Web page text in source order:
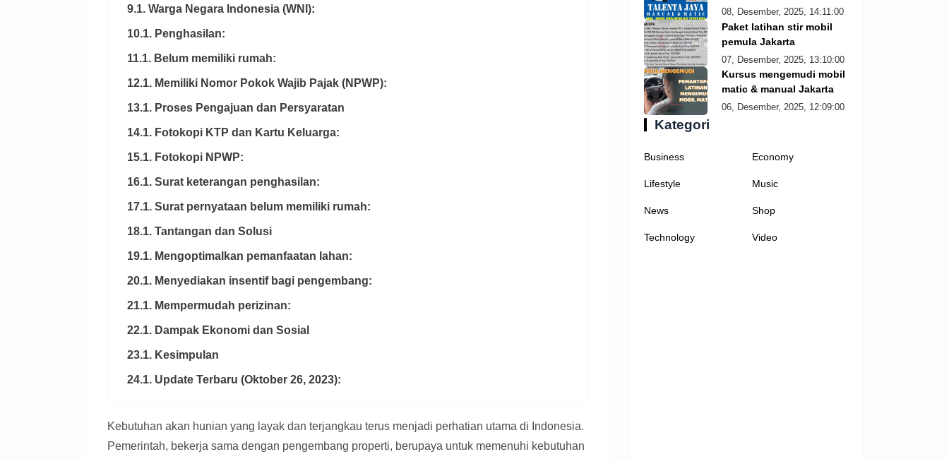
9.1. Warga Negara Indonesia (WNI):
10.1. Penghasilan:
11.1. Belum memiliki rumah:
12.1. Memiliki Nomor Pokok Wajib Pajak (NPWP):
13.1. Proses Pengajuan dan Persyaratan
14.1. Fotokopi KTP dan Kartu Keluarga:
15.1. Fotokopi NPWP:
16.1. Surat keterangan penghasilan:
17.1. Surat pernyataan belum memiliki rumah:
18.1. Tantangan dan Solusi
19.1. Mengoptimalkan pemanfaatan lahan:
20.1. Menyediakan insentif bagi pengembang:
21.1. Mempermudah perizinan:
22.1. Dampak Ekonomi dan Sosial
23.1. Kesimpulan
24.1. Update Terbaru (Oktober 26, 2023):
Kebutuhan akan hunian yang layak dan terjangkau terus menjadi perhatian utama di Indonesia.
Pemerintah, bekerja sama dengan pengembang properti, berupaya untuk memenuhi kebutuhan
08, Desember, 2025, 14:11:00
Paket latihan stir mobil
pemula Jakarta
07, Desember, 2025, 13:10:00
Kursus mengemudi mobil
matic & manual Jakarta
06, Desember, 2025, 12:09:00
Kategori
Business Economy
Lifestyle Music
News Shop
Technology Video